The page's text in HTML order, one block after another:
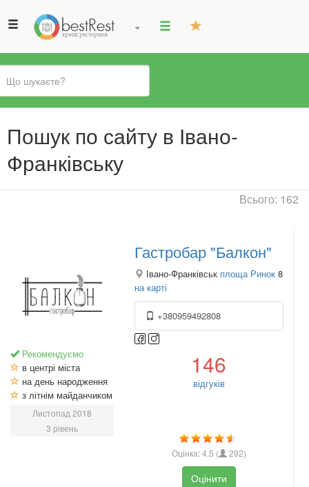
Ви
є
тут
Пошук по сайту в Івано-
Франківську
Всього: 162
Рекомендуємо
в центрі міста
на день народження
з літнім майданчиком
Листопад 2018
3 рівень
Гастробар "Балкон"
Івано-Франківськ площа Ринок 8
на карті
+380959492808
146
відгуків
Оцінка:4.5 ( 292)
Оцінити